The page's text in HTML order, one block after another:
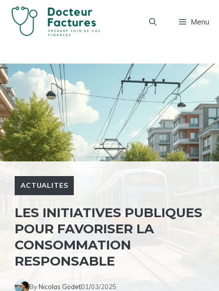
Aller
contenu
Menu
ACTUALITES
LES INITIATIVES PUBLIQUES
POUR FAVORISER LA
CONSOMMATION
RESPONSABLE
ByNicolas Godet01/03/2025